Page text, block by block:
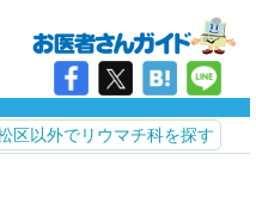
区以外でリウマチ科を探す